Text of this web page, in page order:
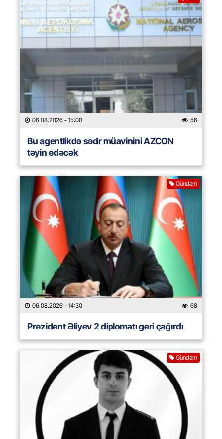
06.08.2026 - 15:00 56
Bu agentlikdə sədr müavinini AZCON
təyin edəcək
Gündəm
06.08.2026 - 14:30 68
Prezident Əliyev 2 diplomatı geri çağırdı
Gündəm